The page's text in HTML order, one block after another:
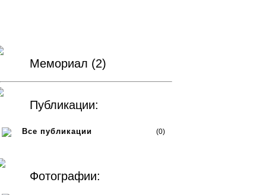
Мемориал (2)
Публикации:
Все публикации (0)
Фотографии: